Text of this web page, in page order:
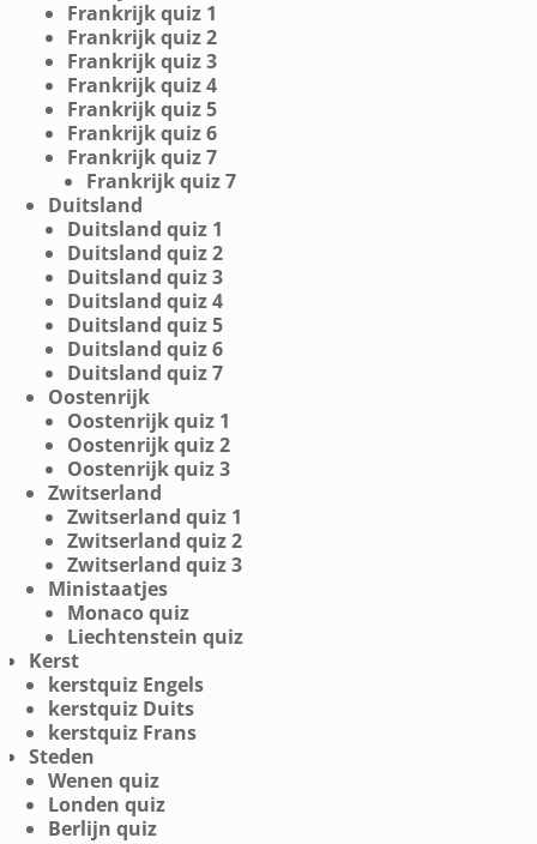
Frankrijk quiz 1
Frankrijk quiz 2
Frankrijk quiz 3
Frankrijk quiz 4
Frankrijk quiz 5
Frankrijk quiz 6
Frankrijk quiz 7
Frankrijk quiz 7
Duitsland
Duitsland quiz 1
Duitsland quiz 2
Duitsland quiz 3
Duitsland quiz 4
Duitsland quiz 5
Duitsland quiz 6
Duitsland quiz 7
Oostenrijk
Oostenrijk quiz 1
Oostenrijk quiz 2
Oostenrijk quiz 3
Zwitserland
Zwitserland quiz 1
Zwitserland quiz 2
Zwitserland quiz 3
Ministaatjes
Monaco quiz
Liechtenstein quiz
Kerst
kerstquiz Engels
kerstquiz Duits
kerstquiz Frans
Steden
Wenen quiz
Londen quiz
Berlijn quiz